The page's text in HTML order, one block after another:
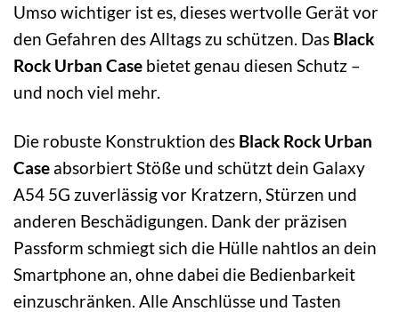
Umso wichtiger ist es, dieses wertvolle Gerät vor
den Gefahren des Alltags zu schützen. Das Black
Rock Urban Case bietet genau diesen Schutz –
und noch viel mehr.
Die robuste Konstruktion des Black Rock Urban
Case absorbiert Stöße und schützt dein Galaxy
A54 5G zuverlässig vor Kratzern, Stürzen und
anderen Beschädigungen. Dank der präzisen
Passform schmiegt sich die Hülle nahtlos an dein
Smartphone an, ohne dabei die Bedienbarkeit
einzuschränken. Alle Anschlüsse und Tasten